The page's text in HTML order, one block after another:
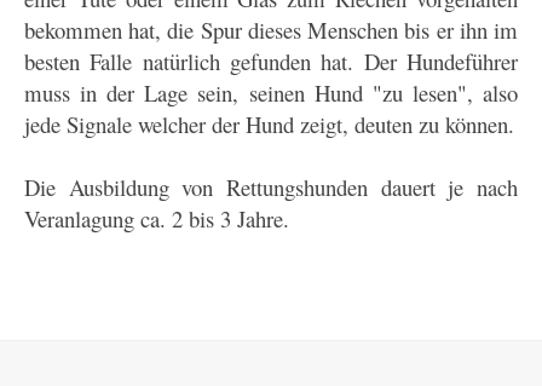
bekommen hat, die Spur dieses Menschen bis er ihn im
besten Falle natürlich gefunden hat. Der Hundeführer
muss in der Lage sein, seinen Hund "zu lesen", also
jede Signale welcher der Hund zeigt, deuten zu können.
Die Ausbildung von Rettungshunden dauert je nach
Veranlagung ca. 2 bis 3 Jahre.